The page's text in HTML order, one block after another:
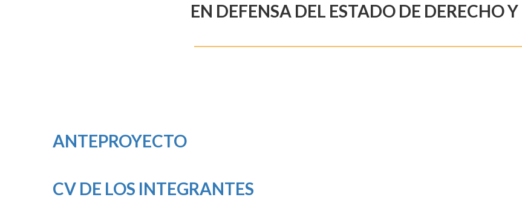
EN DEFENSA DEL ESTADO DE DERECHO
ANTEPROYECTO
CV DE LOS INTEGRANTES